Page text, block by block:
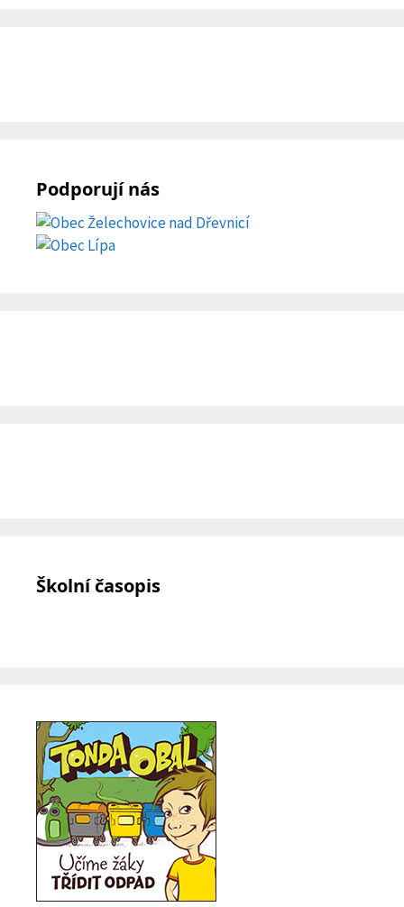
Podporují nás
Školní časopis